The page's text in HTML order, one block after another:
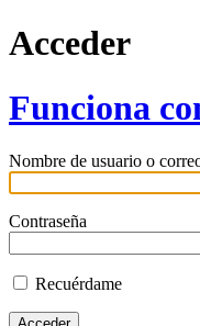
Acceder
Funciona
Nombre de usuario o
Contraseña
Recuérdame